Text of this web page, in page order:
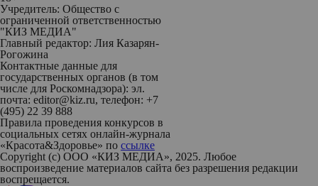
Учредитель: Общество с
ограниченной ответственностью
"КИЗ МЕДИА"
Главный редактор: Лия Казарян-
Рогожина
Контактные данные для
государственных органов (в том
числе для Роскомнадзора): эл.
почта: editor@kiz.ru, телефон: +7
(495) 22 39 888
Правила проведения конкурсов в
социальных сетях онлайн-журнала
«Красота&Здоровье» по ссылке
Copyright (с) ООО «КИЗ МЕДИА», 2025. Любое
воспроизведение материалов сайта без разрешения редакции
воспрещается.